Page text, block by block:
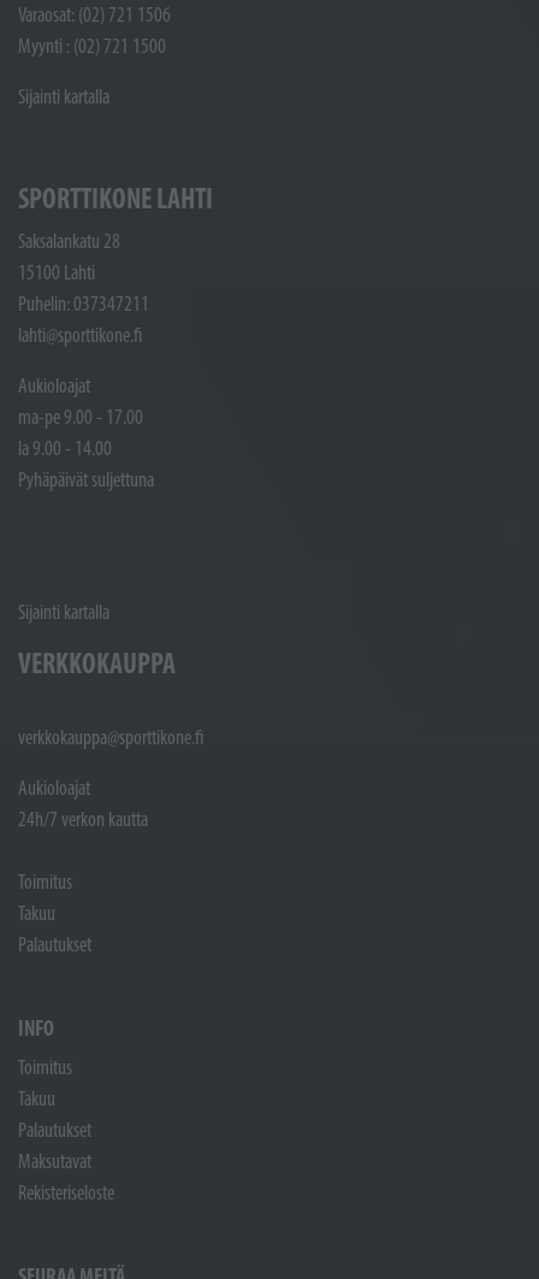
Varaosat: (02) 721 1506
Myynti : (02) 721 1500
Sijainti kartalla
SPORTTIKONE LAHTI
Saksalankatu 28
15100 Lahti
Puhelin: 037347211
lahti@sporttikone.fi
Aukioloajat
ma-pe 9.00 - 17.00
la 9.00 - 14.00
Pyhäpäivät suljettuna
Sijainti kartalla
VERKKOKAUPPA
verkkokauppa@sporttikone.fi
Aukioloajat
24h/7 verkon kautta
Toimitus
Takuu
Palautukset
INFO
Toimitus
Takuu
Palautukset
Maksutavat
Rekisteriseloste